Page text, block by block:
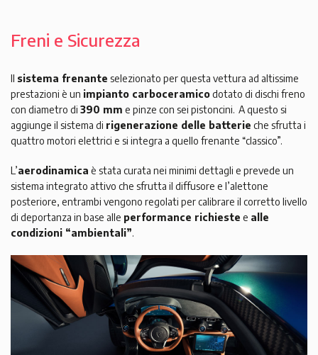
Freni e Sicurezza
Il sistema frenante selezionato per questa vettura ad altissime
prestazioni è un impianto carboceramicodotato di dischi freno
con diametro di 390 mm e pinze con sei pistoncini. A questo si
aggiunge il sistema di rigenerazione delle batterie che sfrutta i
quattro motori elettrici e si integra a quello frenante “classico”.
L’aerodinamica è stata curata nei minimi dettagli e prevede un
sistema integrato attivo che sfrutta il diffusore e l’alettone
posteriore, entrambi vengono regolati per calibrare il corretto livello
di deportanza in base alle performance richieste e alle
condizioni “ambientali”.